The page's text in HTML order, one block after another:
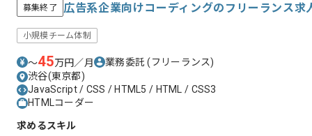
募集終了 広告系企業向けコーディングのフリーランス求
小規模チーム体制
〜45万円／月 業務委託(フリーランス)
渋谷(東京都)
JavaScript / CSS / HTML5 / HTML / CSS3
HTMLコーダー
求めるスキル